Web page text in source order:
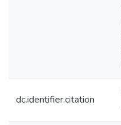
dc.identifier.citation